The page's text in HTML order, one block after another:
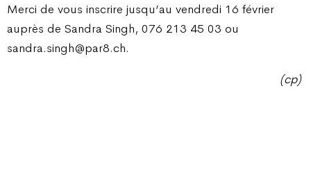
Merci de vous inscrire jusqu’au vendredi 16 février
auprès de Sandra Singh, 076 213 45 03 ou
sandra.singh@par8.ch.
(cp)